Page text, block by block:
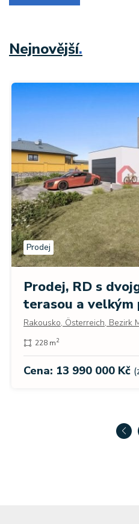
Nejnovější.
Prodej
Prodej, RD s
terasou a velkým
Rakousko, Österreich, Bezirk
228 m2
Cena: 13 990 000 Kč